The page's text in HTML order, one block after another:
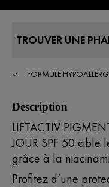
TROUVER UNE
FORMULE
Description
LIFTACTIV
JOUR SPF 50 cible
grâce à la
Profitez d’une